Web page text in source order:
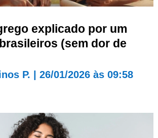
explicado por um
(sem dor de
P. 26/01/2026 às 09:58